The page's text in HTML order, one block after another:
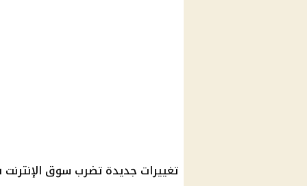
تغييرات جديدة تضرب سوق